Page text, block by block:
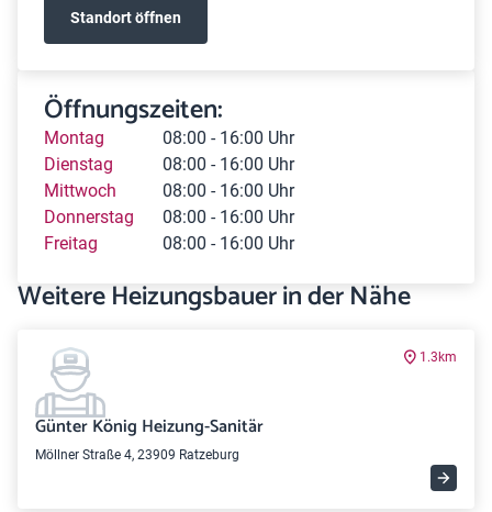
Standort öffnen
Öffnungszeiten:
Montag
08:00 - 16:00 Uhr
Dienstag
08:00 - 16:00 Uhr
Mittwoch
08:00 - 16:00 Uhr
Donnerstag
08:00 - 16:00 Uhr
Freitag
08:00 - 16:00 Uhr
Weitere Heizungsbauer in der Nähe
1.3km
Günter König Heizung-Sanitär
Möllner Straße 4, 23909 Ratzeburg